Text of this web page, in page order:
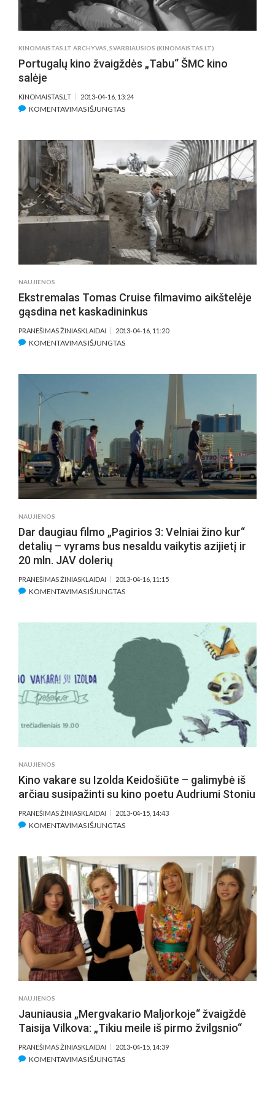
KINOMAISTAS.LT ARCHYVAS SVARBIAUSIOS (KINOMAISTAS.LT)
Portugalų kino žvaigždės „Tabu“ ŠMC kino
salėje
KINOMAISTAS.LT 2013-04-16, 13:24
KOMENTAVIMAS IŠJUNGTASĮRAŠE
„TABU“
ŠMC
KINO
SALĖJE
NAUJIENOS
Ekstremalas Tomas Cruise filmavimo aikštelėje
gąsdina net kaskadininkus
PRANEŠIMAS ŽINIASKLAIDAI 2013-04-16, 11:20
KOMENTAVIMAS IŠJUNGTASĮRAŠE
GĄSDINA
NET
KASKADININKUS
NAUJIENOS
Dar daugiau filmo „Pagirios 3: Velniai žino kur“
detalių – vyrams bus nesaldu vaikytis azijietį ir
20 mln. JAV dolerių
PRANEŠIMAS ŽINIASKLAIDAI 2013-04-16, 11:15
KOMENTAVIMAS IŠJUNGTASĮRAŠE
„PAGIRIOS
–
VYRAMS
BUS
AZIJIETĮ
IR
20
MLN.
NAUJIENOS
Kino vakare su Izolda Keidošiūte – galimybė iš
arčiau susipažinti su kino poetu Audriumi Stoniu
PRANEŠIMAS ŽINIASKLAIDAI 2013-04-15, 14:43
KOMENTAVIMAS IŠJUNGTASĮRAŠE
SU
IZOLDA
KEIDOŠIŪTE
GALIMYBĖ
ARČIAU
SUSIPAŽINTI
SU
KINO
STONIU
NAUJIENOS
Jauniausia „Mergvakario Maljorkoje“ žvaigždė
Taisija Vilkova: „Tikiu meile iš pirmo žvilgsnio“
PRANEŠIMAS ŽINIASKLAIDAI 2013-04-15, 14:39
KOMENTAVIMAS IŠJUNGTASĮRAŠE